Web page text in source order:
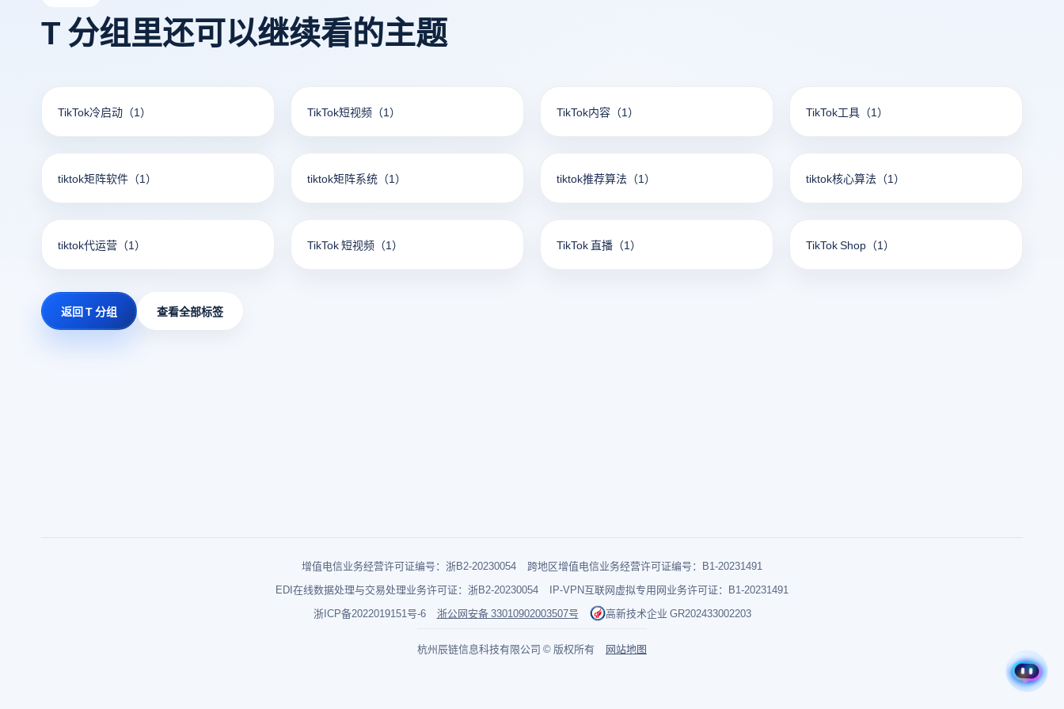
T 分组里还可以继续看的主题
TikTok冷启动 （1） TikTok短视频 （1） TikTok内容 （1） TikTok工具 （1）
tiktok矩阵软件 （1） tiktok矩阵系统 （1） tiktok推荐算法 （1） tiktok核心算法 （1）
tiktok代运营 （1） TikTok 短视频 （1） TikTok 直播 （1） TikTok Shop （1）
返回 T 分组 查看全部标签
增值电信业务经营许可证编号：浙B2-20230054
跨地区增值电信业务经营许可证编号：B1-20231491
EDI在线数据处理与交易处理业务许可证：浙B2-20230054
IP-VPN互联网虚拟专用网业务许可证：B1-20231491
浙ICP备2022019151号-6
浙公网安备 33010902003507号 高新技术企业 GR202433002203
杭州辰链信息科技有限公司 © 版权所有 网站地图